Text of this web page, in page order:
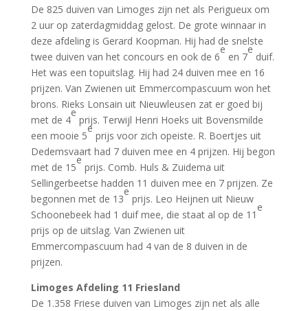
De 825 duiven van Limoges zijn net als Perigueux om
2 uur op zaterdagmiddag gelost. De grote winnaar in
deze afdeling is Gerard Koopman. Hij had de snelste
twee duiven van het concours en ook de 6
e
en 7
e
duif.
Het was een topuitslag. Hij had 24 duiven mee en 16
prijzen. Van Zwienen uit Emmercompascuum won het
brons. Rieks Lonsain uit Nieuwleusen zat er goed bij
met de 4
e
prijs. Terwijl Henri Hoeks uit Bovensmilde
een mooie 5
e
prijs voor zich opeiste. R. Boertjes uit
Dedemsvaart had 7 duiven mee en 4 prijzen. Hij begon
met de 15
e
prijs. Comb. Huls & Zuidema uit
Sellingerbeetse hadden 11 duiven mee en 7 prijzen. Ze
begonnen met de 13
e
prijs. Leo Heijnen uit Nieuw
Schoonebeek had 1 duif mee, die staat al op de 11
e
prijs op de uitslag. Van Zwienen uit
Emmercompascuum had 4 van de 8 duiven in de
prijzen.
Limoges Afdeling 11 Friesland
De 1.358 Friese duiven van Limoges zijn net als alle